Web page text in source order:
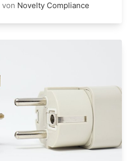
von Novelty Compliance